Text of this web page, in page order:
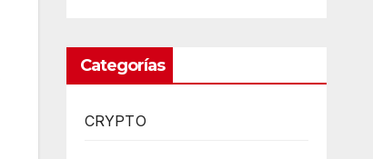
Categorías
CRYPTO